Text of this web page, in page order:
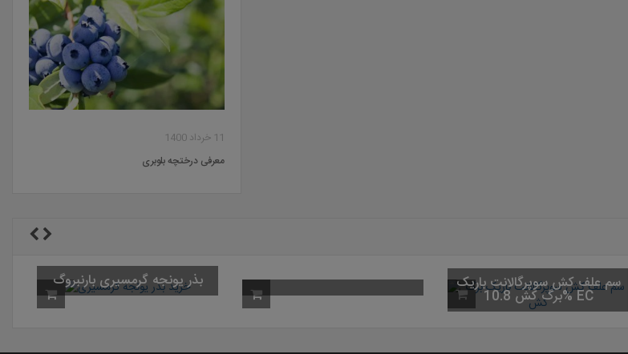
11 خرداد 1400
معرفی درختچه بلوبری
سم علف کش سوپرگالانت باریک
برگ کش 10.8% EC
کود اوره (کود شکری) 46% ازت |
کیسه 50 کیلویی